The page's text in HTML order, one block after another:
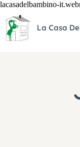
lacasadelbambino-
La Casa